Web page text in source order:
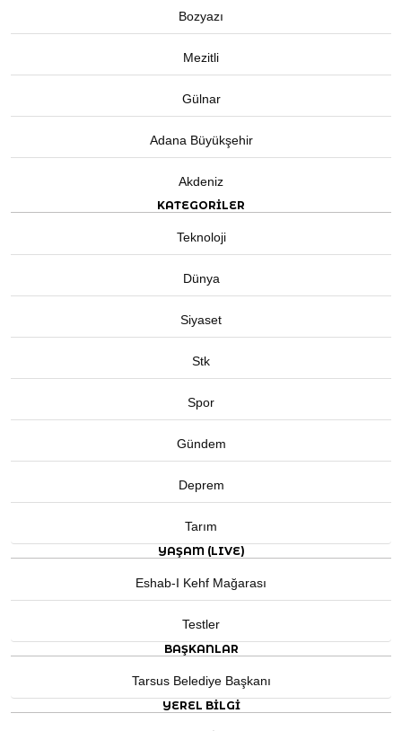
Bozyazı
Mezitli
Gülnar
Adana Büyükşehir
Akdeniz
KATEGORİLER
Teknoloji
Dünya
Siyaset
Stk
Spor
Gündem
Deprem
Tarım
YAŞAM (LIVE)
Eshab-I Kehf Mağarası
Testler
BAŞKANLAR
Tarsus Belediye Başkanı
YEREL BILGI